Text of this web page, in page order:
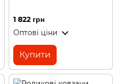
1 822 грн
Оптові ціни
Купити